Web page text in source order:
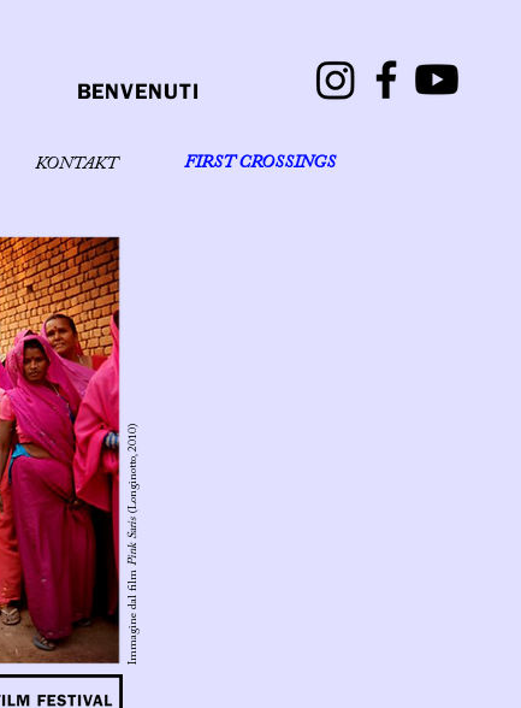
BENVENUTI
KONTAKT FIRST CROSSINGS
Immagine dal film
Pink Saris
(Longinotto, 2010)